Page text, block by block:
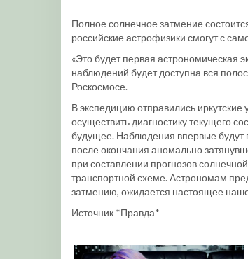
Полное солнечное затмение
российские астрофизики смогут с
«Это будет первая астрономическая
наблюдений будет доступна вся
Роскосмосе.
В экспедицию отправились
осуществить диагностику текущего
будущее. Наблюдения впервые будут
после окончания аномально
при составлении прогнозов
транспортной схеме. Астрономам
затмению, ожидается настоящее
Источник *Правда*